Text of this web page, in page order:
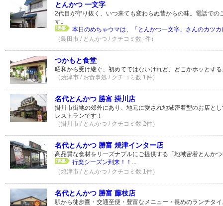
とんかつ 一文字
2代目が守り抜く、いつ来ても変わらぬ昔からの味。電話での
す。
本日のめちゃウマは、「とんかつ一文字」さんのカツ
（島田市 / とんかつ / クチコミ数 -件）
つかもと食堂
昭和から受け継ぐ、初めてではないけれど、どこかホッとす
（焼津市 / お食事処 / クチコミ数 1件）
名代とんかつ 勝富 掛川店
掛川市街地の郊外にあり、地元に愛され地域密着型のお店と
レストランです！
（掛川市 / とんかつ / クチコミ数 2件）
名代とんかつ 勝富 焼津インター店
高品質な食材をリーズナブルにご提供する「地域密着とんか
行楽シーズン到来！！...
（焼津市 / とんかつ / クチコミ数 1件）
名代とんかつ 勝富 藤枝店
駅から徒歩圏・交通至便・豊富なメニュー・長めのランチタ